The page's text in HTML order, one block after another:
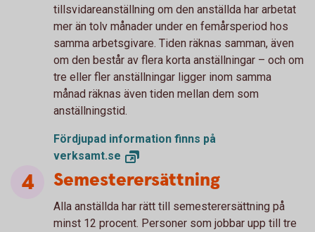
tillsvidareanställning om den anställda har arbetat
mer än tolv månader under en femårsperiod hos
samma arbetsgivare. Tiden räknas samman, även
om den består av flera korta anställningar – och om
tre eller fler anställningar ligger inom samma
månad räknas även tiden mellan dem som
anställningstid.
Fördjupad information finns på
verksamt.se
Semesterersättning
Alla anställda har rätt till semesterersättning på
minst 12 procent. Personer som jobbar upp till tre